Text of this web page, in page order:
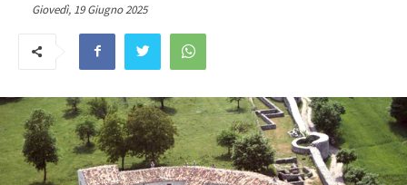
Giovedì, 19 Giugno 2025